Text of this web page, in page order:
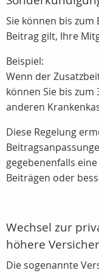
Sie können bis
Beitrag gilt, Ihre
Beispiel:
Wenn der
können Sie bis zum
anderen
Diese Regelung
gegebenenfalls
Beiträgen oder
Wechsel zur
höhere
Die sogenannte